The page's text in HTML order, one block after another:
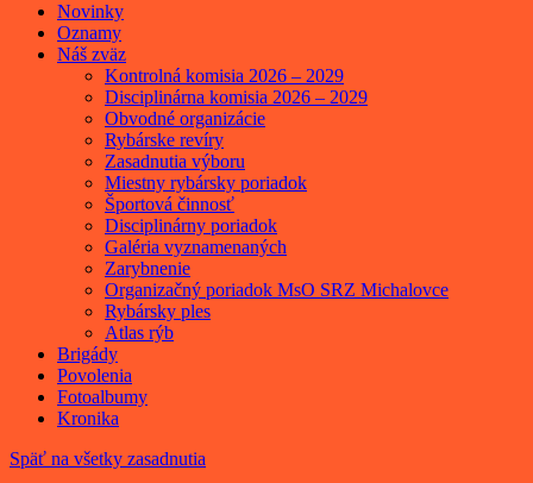
Novinky
Oznamy
Náš zväz
Kontrolná komisia 2026 – 2029
Disciplinárna komisia 2026 – 2029
Obvodné organizácie
Rybárske revíry
Zasadnutia výboru
Miestny rybársky poriadok
Športová činnosť
Disciplinárny poriadok
Galéria vyznamenaných
Zarybnenie
Organizačný poriadok MsO SRZ Michalovce
Rybársky ples
Atlas rýb
Brigády
Povolenia
Fotoalbumy
Kronika
Späť na všetky zasadnutia